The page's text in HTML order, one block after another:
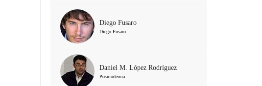
Diego Fusaro
Diego Fusaro
Daniel M. López Rodríguez
Posmodernia